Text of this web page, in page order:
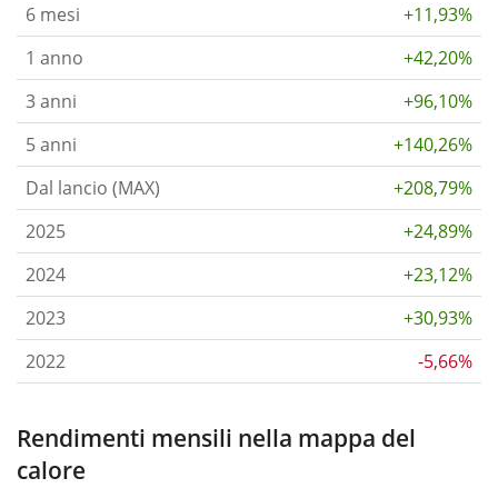
6 mesi
+11,93%
1 anno
+42,20%
3 anni
+96,10%
5 anni
+140,26%
Dal lancio (MAX)
+208,79%
2025
+24,89%
2024
+23,12%
2023
+30,93%
2022
-5,66%
Rendimenti mensili nella mappa del
calore